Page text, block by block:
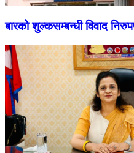
बारको शुल्कसम्बन्धी विवाद